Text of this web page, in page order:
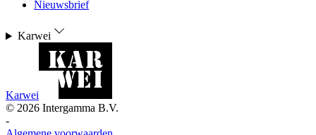
Nieuwsbrief
Karwei
Karwei
© 2026 Intergamma B.V.
-